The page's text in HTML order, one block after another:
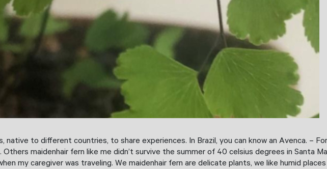
native to different countries, to share experiences. In Brazil, you can know an Avenca. –
maidenhair fern like me didn’t survive the summer of 40 celsius degrees in Santa
my caregiver was traveling. We maidenhair fern are delicate plants, we like humid